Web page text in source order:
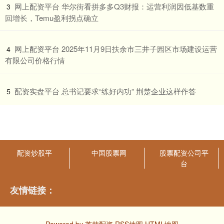
3 ​网上配资平台 华尔街看拼多多Q3财报：运营利润因低基数重
回增长，Temu盈利拐点确立
4 ​网上配资平台 2025年11月9日扶余市三井子园区市场建设运营
有限公司价格行情
5 ​配资实盘平台 总书记要求“练好内功” 荆楚企业这样作答
配资炒股平 中国股票网
股票配资公司平
台
友情链接：